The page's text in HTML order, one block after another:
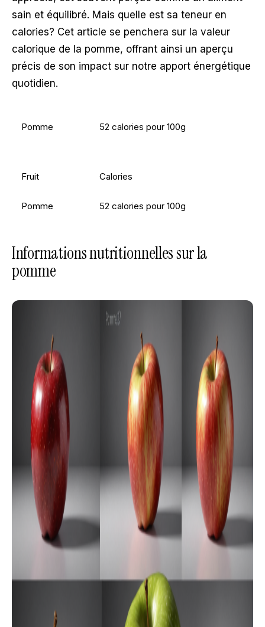
sain et équilibré. Mais quelle est sa teneur en
calories? Cet article se penchera sur la valeur
calorique de la pomme, offrant ainsi un aperçu
précis de son impact sur notre apport énergétique
quotidien.
Pomme 52 calories pour 100g
Fruit Calories
Pomme 52 calories pour 100g
Informations nutritionnelles sur la
pomme